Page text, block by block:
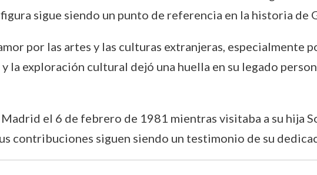
sigue siendo un punto de referencia en la historia de
por las artes y las culturas extranjeras, especialmente
la exploración cultural dejó una huella en su legado
el 6 de febrero de 1981 mientras visitaba a su hija
contribuciones siguen siendo un testimonio de su